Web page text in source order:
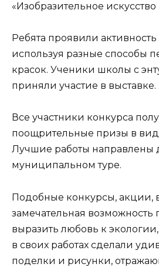
«Изобразительное искусство
Ребята проявили
используя разные способы
красок. Ученики школы с
приняли участие в выставке.
Все участники конкурса
поощрительные призы в
Лучшие работы направлены
муниципальном туре.
Подобные конкурсы, акции,
замечательная возможность
выразить любовь к
в своих работах сделали
поделки и рисунки,